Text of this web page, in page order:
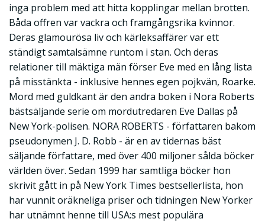
inga problem med att hitta kopplingar mellan brotten.
Båda offren var vackra och framgångsrika kvinnor.
Deras glamourösa liv och kärleksaffärer var ett
ständigt samtalsämne runtom i stan. Och deras
relationer till mäktiga män förser Eve med en lång lista
på misstänkta - inklusive hennes egen pojkvän, Roarke.
Mord med guldkant är den andra boken i Nora Roberts
bästsäljande serie om mordutredaren Eve Dallas på
New York-polisen. NORA ROBERTS - författaren bakom
pseudonymen J. D. Robb - är en av tidernas bäst
säljande författare, med över 400 miljoner sålda böcker
världen över. Sedan 1999 har samtliga böcker hon
skrivit gått in på New York Times bestsellerlista, hon
har vunnit oräkneliga priser och tidningen New Yorker
har utnämnt henne till USA:s mest populära